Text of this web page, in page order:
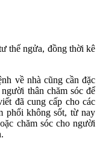
thế ngửa, đồng thời kê
về nhà cũng cần đặc
thân chăm sóc để
đã cung cấp cho các
phổi không sốt, từ nay
chăm sóc cho người